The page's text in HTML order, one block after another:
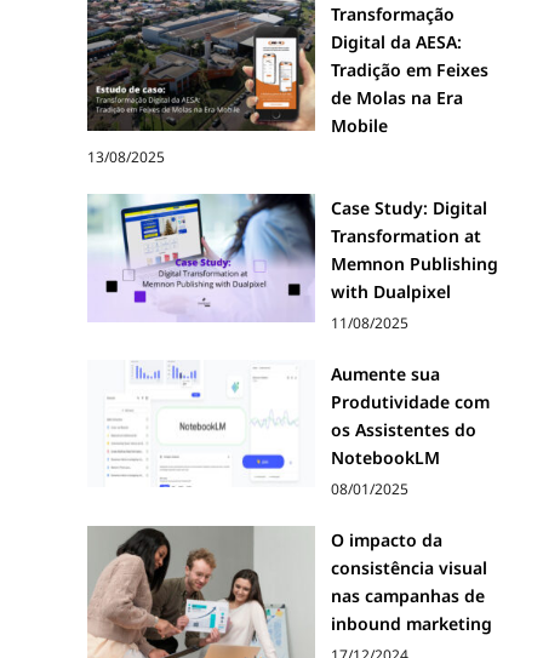
Transformação
Digital da AESA:
Tradição em Feixes
de Molas na Era
Mobile
13/08/2025
Case Study: Digital
Transformation at
Memnon Publishing
with Dualpixel
11/08/2025
Aumente sua
Produtividade com
os Assistentes do
NotebookLM
08/01/2025
O impacto da
consistência visual
nas campanhas de
inbound marketing